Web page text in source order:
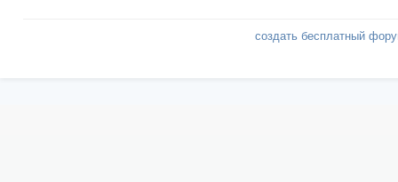
создать бесплатный